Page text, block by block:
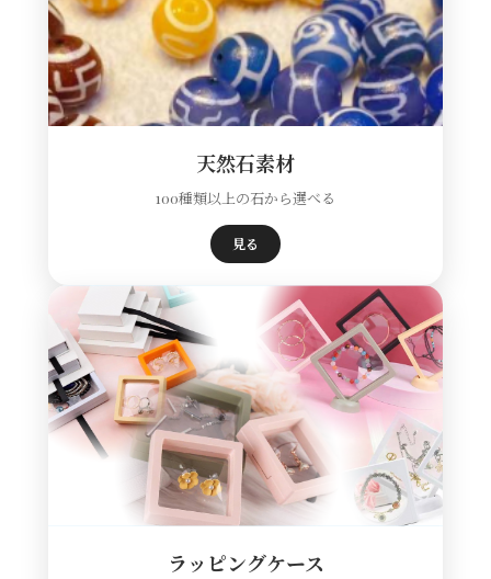
天然石素材
100種類以上の石から選べる
見る
ラッピングケース